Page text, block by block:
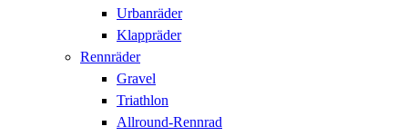
Urbanräder
Klappräder
Rennräder
Gravel
Triathlon
Allround-Rennrad